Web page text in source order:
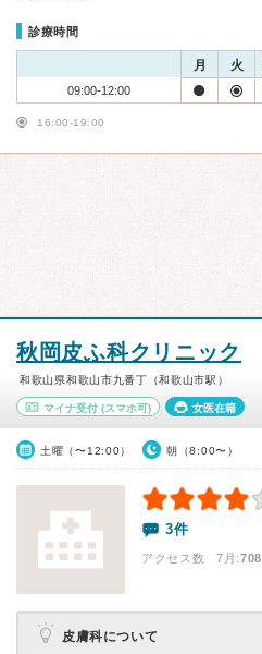
診療時間
月 火
09:00-12:00
16:00-19:00
秋岡皮ふ科クリニック
和歌山県和歌山市九番丁（和歌山市駅）
マイナ受付 (スマホ可) 女医在籍
土曜（〜12:00） 朝（8:00〜）
3件
アクセス数 7月:708
皮膚科について